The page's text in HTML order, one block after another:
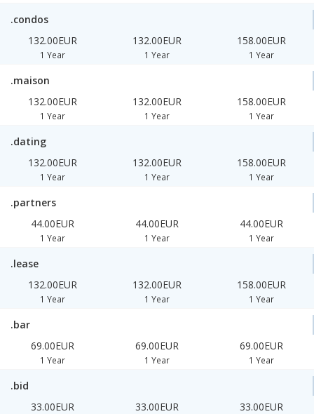
.condos
132.00EUR
1 Year
132.00EUR
1 Year
158.00EUR
1 Year
.maison
132.00EUR
1 Year
132.00EUR
1 Year
158.00EUR
1 Year
.dating
132.00EUR
1 Year
132.00EUR
1 Year
158.00EUR
1 Year
.partners
44.00EUR
1 Year
44.00EUR
1 Year
44.00EUR
1 Year
.lease
132.00EUR
1 Year
132.00EUR
1 Year
158.00EUR
1 Year
.bar
69.00EUR
1 Year
69.00EUR
1 Year
69.00EUR
1 Year
.bid
33.00EUR
33.00EUR 33.00EUR